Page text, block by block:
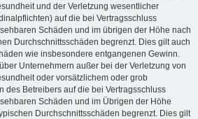
und der Verletzung wesentlicher
auf die bei Vertragsschluss
Schäden und im übrigen der Höhe nach
Durchschnittsschäden begrenzt. Dies gilt auch
wie insbesondere entgangenen Gewinn.
Unternehmern außer bei der Verletzung von
oder vorsätzlichem oder grob
des Betreibers auf die bei Vertragsschluss
Schäden und im Übrigen der Höhe
Durchschnittsschäden begrenzt. Dies gilt